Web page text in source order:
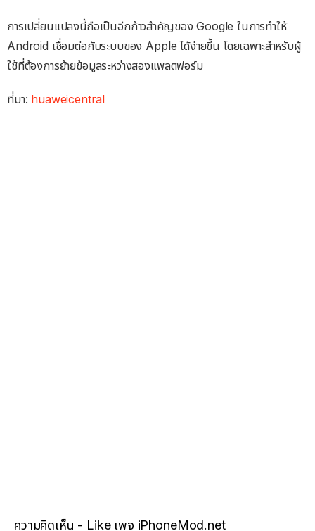
การเปลี่ยนแปลงนี้ถือเป็นอีกก้าวสำคัญของ Google ในการทำให้
Android เชื่อมต่อกับระบบของ Apple ได้ง่ายขึ้น โดยเฉพาะสำหรับผู้
ใช้ที่ต้องการย้ายข้อมูลระหว่างสองแพลตฟอร์ม
ที่มา: huaweicentral
ความคิดเห็น - Like เพจ iPhoneMod.net